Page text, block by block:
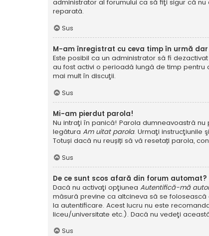
administrator al forumului ca să fiţi sigur că
reparată.
Sus
M-am înregistrat cu ceva timp în urmă
Este posibil ca un administrator să fi
au fost activi o perioadă lungă de timp
mai mult în discuţii.
Sus
Mi-am pierdut parola!
Nu intraţi în panică! Parola dumneavoastră
legătura Am uitat parola. Urmaţi instrucţiunile
Totuși dacă nu reușiți să vă resetați parola,
Sus
De ce sunt scos afară din forum automat?
Dacă nu activaţi opţiunea Autentifică-mă
măsură previne ca altcineva să se
la autentificare. Acest lucru nu este
liceu/universitate etc.). Dacă nu vedeţi
Sus